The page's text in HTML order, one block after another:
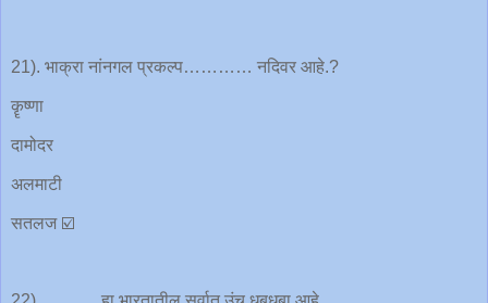
21). भाक्रा नांनगल प्रकल्प………… नदिवर आहे.?
कॄष्णा
दामोदर
अलमाटी
सतलज ☑️